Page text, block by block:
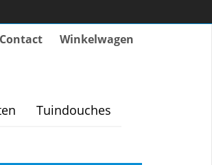
Contact Winkelwagen
Tuindouches